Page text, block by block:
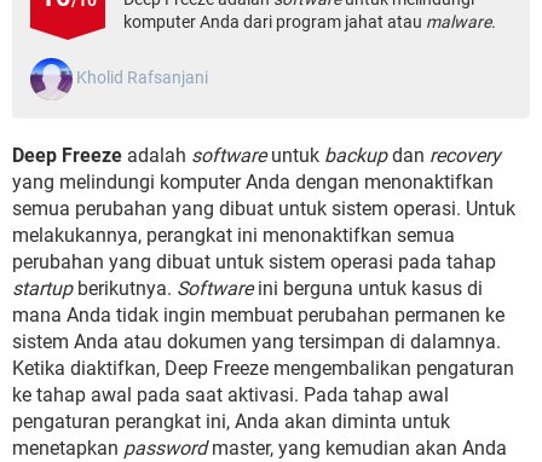
komputer Anda dari program jahat atau malware.
Kholid Rafsanjani
Deep Freeze adalah softwareuntuk backupdan recovery
yang melindungi komputer Anda dengan menonaktifkan
semua perubahan yang dibuat untuk sistem operasi. Untuk
melakukannya, perangkat ini menonaktifkan semua
perubahan yang dibuat untuk sistem operasi pada tahap
startupberikutnya. Softwareini berguna untuk kasus di
mana Anda tidak ingin membuat perubahan permanen ke
sistem Anda atau dokumen yang tersimpan di dalamnya.
Ketika diaktifkan, Deep Freeze mengembalikan pengaturan
ke tahap awal pada saat aktivasi. Pada tahap awal
pengaturan perangkat ini, Anda akan diminta untuk
menetapkan passwordmaster, yang kemudian akan Anda